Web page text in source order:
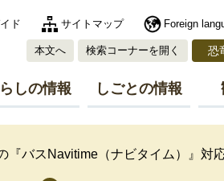
ド サイトマップ Foreign
本文へ 検索コーナーを開く 恐
しの情報 しごとの情報
『バスNavitime（ナビタイム）』対